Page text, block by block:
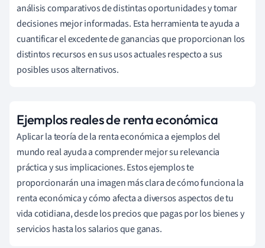
análisis comparativos de distintas oportunidades y tomar
decisiones mejor informadas. Esta herramienta te ayuda a
cuantificar el excedente de ganancias que proporcionan los
distintos recursos en sus usos actuales respecto a sus
posibles usos alternativos.
Ejemplos reales de renta económica
Aplicar la teoría de la renta económica a ejemplos del
mundo real ayuda a comprender mejor su relevancia
práctica y sus implicaciones. Estos ejemplos te
proporcionarán una imagen más clara de cómo funciona la
renta económica y cómo afecta a diversos aspectos de tu
vida cotidiana, desde los precios que pagas por los bienes y
servicios hasta los salarios que ganas.